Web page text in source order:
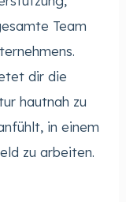
Team
dir die
hautnah zu
in einem
zu arbeiten.